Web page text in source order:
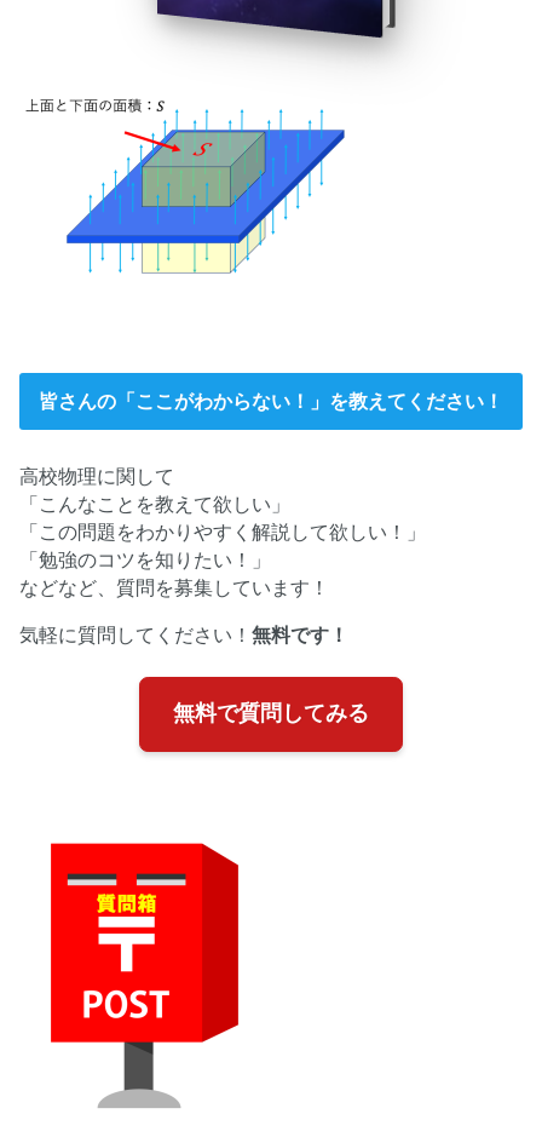
皆さんの「ここがわからない！」を教えてください！
高校物理に関して
「こんなことを教えて欲しい」
「この問題をわかりやすく解説して欲しい！」
「勉強のコツを知りたい！」
などなど、質問を募集しています！
気軽に質問してください！無料です！
無料で質問してみる